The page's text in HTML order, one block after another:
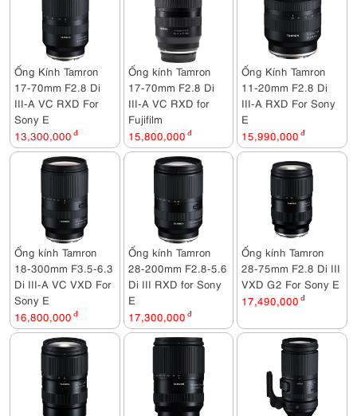
Ống Kính Tamron
17-70mm F2.8 Di
III-A VC RXD For
Sony E
13,300,000 đ
Ống kính Tamron
17-70mm F2.8 Di
III-A VC RXD for
Fujifilm
15,800,000 đ
Ống Kính Tamron
11-20mm F2.8 Di
III-A RXD For Sony
E
15,990,000 đ
Ống kính Tamron
18-300mm F3.5-6.3
Di III-A VC VXD For
Sony E
16,800,000 đ
Ống kính Tamron
28-200mm F2.8-5.6
Di III RXD for Sony
E
17,300,000 đ
Ống kính Tamron
28-75mm F2.8 Di III
VXD G2 For Sony E
17,490,000 đ